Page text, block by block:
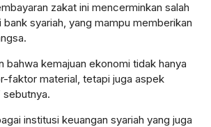
zakat ini mencerminkan salah
syariah, yang mampu memberikan
bahwa kemajuan ekonomi tidak hanya
faktor material, tetapi juga aspek
sebutnya.
institusi keuangan syariah yang juga